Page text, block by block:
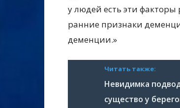
у людей есть эти
ранние признаки
деменции.»
Читать также:
Невидимка
существо у